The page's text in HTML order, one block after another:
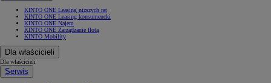
KINTO ONE Leasing niższych rat
KINTO ONE Leasing konsumencki
KINTO ONE Najem
KINTO ONE Zarządzanie flotą
KINTO Mobility
Dla właścicieli
Dla właścicieli
Serwis